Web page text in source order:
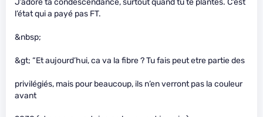
J’adore ta condescendance, surtout quand tu te plantes. C’est
l’état qui a payé pas FT.
&nbsp;
&gt; “Et aujourd’hui, ca va la fibre ? Tu fais peut etre partie des
privilégiés, mais pour beaucoup, ils n’en verront pas la couleur
avant